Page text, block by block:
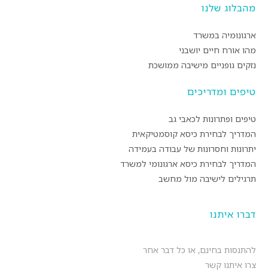
מהבלוג שלנו
ארגונומיה במשרד
מהו אורח חיים יושבני
נזקים גופניים מישיבה ממושכת
טיפים ומדריכים
טיפים ופתרונות לכאבי גב
המדריך לבחירת כיסא קוסמטיקאית
יתרונות וחסרונות של עבודה בעמידה
המדריך לבחירת כיסא ארגונומי למשרד
תרגילים לישיבה מול מחשב
דברו איתנו
להתנסות בחינם, או כל דבר אחר
צרו איתנו קשר